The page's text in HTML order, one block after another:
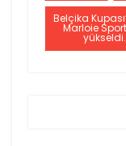
Belçika
Marloie